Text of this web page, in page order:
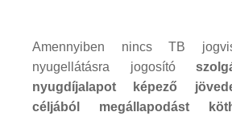
Amennyiben nincs TB
nyugellátásra jogosító
nyugdíjalapot képező
céljából megállapodást